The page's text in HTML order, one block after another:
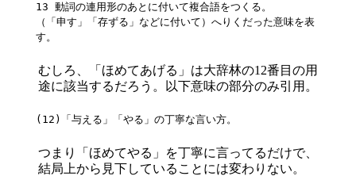
13 動詞の連用形のあとに付いて複合語をつくる。
（「申す」「存ずる」などに付いて）へりくだった意味を表
す。
むしろ、「ほめてあげる」は大辞林の12番目の用
途に該当するだろう。以下意味の部分のみ引用。
(12)「与える」「やる」の丁寧な言い方。
つまり「ほめてやる」を丁寧に言ってるだけで、
結局上から見下していることには変わりない。